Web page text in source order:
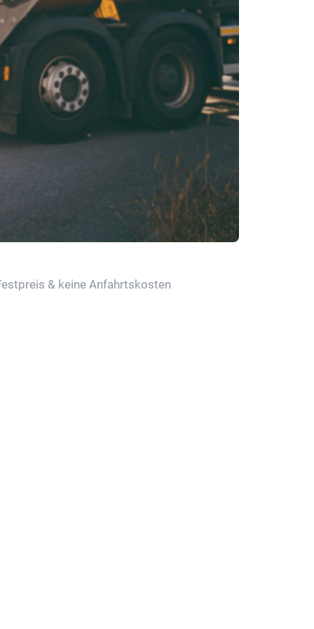
& keine Anfahrtskosten